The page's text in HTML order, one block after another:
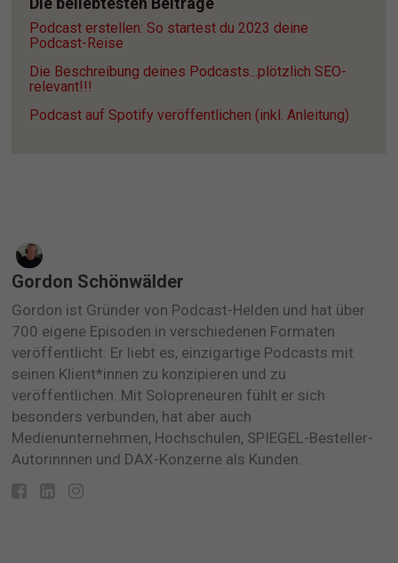
Podcast erstellen: So startest du 2023 deine
Podcast-Reise
Die Beschreibung deines Podcasts...plötzlich SEO-
relevant!!!
Podcast auf Spotify veröffentlichen (inkl. Anleitung)
Gordon Schönwälder
Gordon ist Gründer von Podcast-Helden und hat über
700 eigene Episoden in verschiedenen Formaten
veröffentlicht. Er liebt es, einzigartige Podcasts mit
seinen Klient*innen zu konzipieren und zu
veröffentlichen. Mit Solopreneuren fühlt er sich
besonders verbunden, hat aber auch
Medienunternehmen, Hochschulen, SPIEGEL-Besteller-
Autorinnnen und DAX-Konzerne als Kunden.